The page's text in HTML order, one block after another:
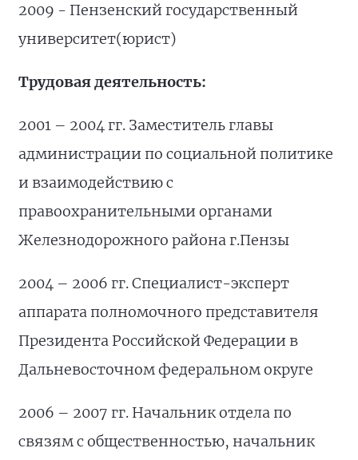
2009 - Пензенский государственный
университет(юрист)
Трудовая деятельность:
2001 – 2004 гг. Заместитель главы
администрации по социальной политике
и взаимодействию с
правоохранительными органами
Железнодорожного района г.Пензы
2004 – 2006 гг. Специалист-эксперт
аппарата полномочного представителя
Президента Российской Федерации в
Дальневосточном федеральном округе
2006 – 2007 гг. Начальник отдела по
связям с общественностью, начальник